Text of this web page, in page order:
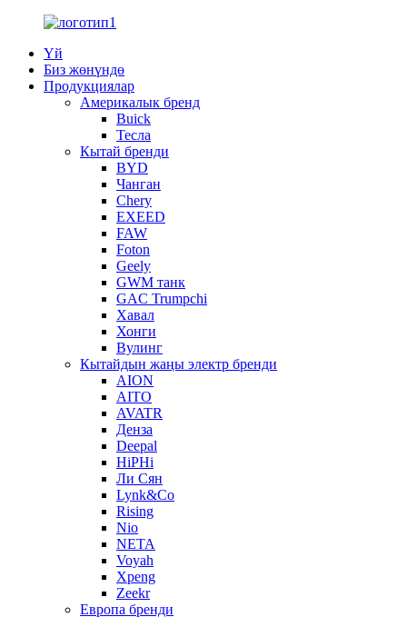
Үй
Биз жөнүндө
Продукциялар
Америкалык бренд
Buick
Тесла
Кытай бренди
BYD
Чанган
Chery
EXEED
FAW
Foton
Geely
GWM танк
GAC Trumpchi
Хавал
Хонги
Вулинг
Кытайдын жаңы электр бренди
AION
AITO
AVATR
Денза
Deepal
HiPHi
Ли Сян
Lynk&Co
Rising
Nio
NETA
Voyah
Xpeng
Zeekr
Европа бренди